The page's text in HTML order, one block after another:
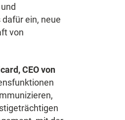
ein, neue
von
CEO von